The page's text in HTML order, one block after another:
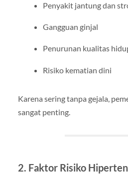
Penyakit jantung dan
Gangguan ginjal
Penurunan kualitas
Risiko kematian dini
Karena sering tanpa gejala,
sangat penting.
2. Faktor Risiko